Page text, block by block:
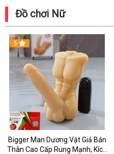
Đồ chơi Nữ
5
Bigger Man Dương Vật Giả Bán
Thân Cao Cấp Rung Mạnh, Kích